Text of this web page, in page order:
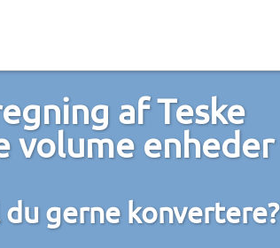
af Teske
volume enheder
du gerne konvertere?